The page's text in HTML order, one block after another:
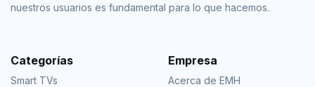
nuestros usuarios es fundamental para lo que hacemos.
Categorías
Smart TVs
Empresa
Acerca de EMH